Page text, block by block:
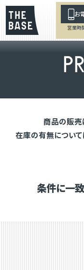
お
営業時
PR
商品の販売
在庫の有無につい
条件に一